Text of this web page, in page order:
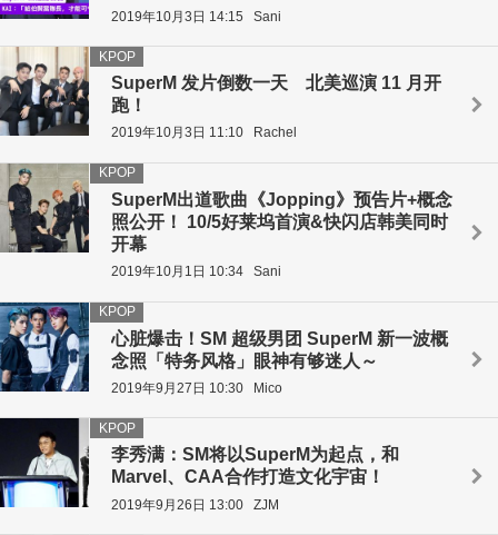
2019年10月3日 14:15 Sani
SuperM 发片倒数一天 北美巡演 11 月开
跑！
KPOP
2019年10月3日 11:10 Rachel
SuperM出道歌曲《Jopping》预告片+概念
照公开！ 10/5好莱坞首演&快闪店韩美同时
开幕
KPOP
2019年10月1日 10:34 Sani
心脏爆击！SM 超级男团 SuperM 新一波概
念照「特务风格」眼神有够迷人～
KPOP
2019年9月27日 10:30 Mico
李秀满：SM将以SuperM为起点，和
Marvel、CAA合作打造文化宇宙！
KPOP
2019年9月26日 13:00 ZJM